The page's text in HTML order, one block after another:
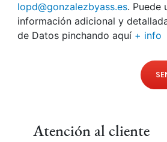
lopd@gonzalezbyass.es. Puede
información adicional y
de Datos pinchando aquí + info
Atención al cliente